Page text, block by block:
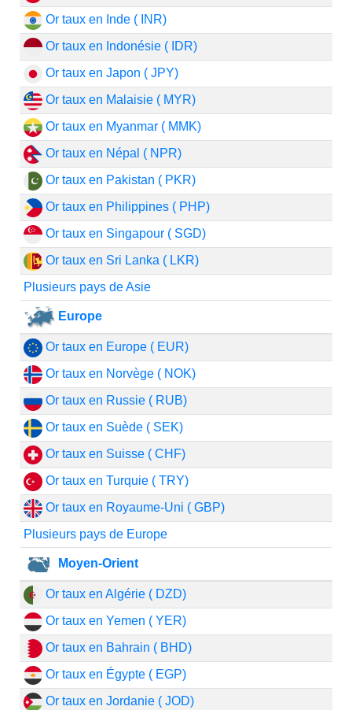
Or taux en Inde ( INR)
Or taux en Indonésie ( IDR)
Or taux en Japon ( JPY)
Or taux en Malaisie ( MYR)
Or taux en Myanmar ( MMK)
Or taux en Népal ( NPR)
Or taux en Pakistan ( PKR)
Or taux en Philippines ( PHP)
Or taux en Singapour ( SGD)
Or taux en Sri Lanka ( LKR)
Plusieurs pays de Asie
Europe
Or taux en Europe ( EUR)
Or taux en Norvège ( NOK)
Or taux en Russie ( RUB)
Or taux en Suède ( SEK)
Or taux en Suisse ( CHF)
Or taux en Turquie ( TRY)
Or taux en Royaume-Uni ( GBP)
Plusieurs pays de Europe
Moyen-Orient
Or taux en Algérie ( DZD)
Or taux en Yemen ( YER)
Or taux en Bahrain ( BHD)
Or taux en Égypte ( EGP)
Or taux en Jordanie ( JOD)